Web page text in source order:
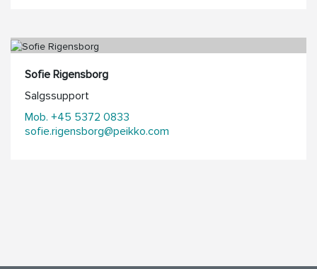
Sofie Rigensborg
Salgssupport
Mob. +45 5372 0833
sofie.rigensborg@peikko.com